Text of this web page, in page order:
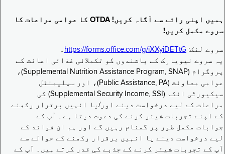
ہمیں اپنی رائے سے آگاہ کریں! OTDA کا عوامی مراعات کا
سروے مکمل کریں!
سروے لنک: https://forms.office.com/g/iXXyiDETtG ۔
یہ سروے نیویارک کے باشندوں کو تکملائی غذائی اعانت کے
پروگرام (Supplemental Nutrition Assistance Program, SNAP)،
عوامی معاونت (Public Assistance, PA)، اور سپلیمنٹل
سیکیورٹی انکم (Supplemental Security Income, SSI) کی
مراعات کے لیے درخواست دینے اور/یا انہیں برقرار رکھنے
کے اپنے تجربات شیئر کرنے کی دعوت دیتا ہے۔ آپ کے
جوابات مکمل طور پر گمنام رہیں گے اور ہم ان فوائد کے
لیے درخواست دینے یا انہیں برقرار رکھنے کے حوالے سے
آپ کے تجربات شیئر کرنے کے جذبے کی قدر کرتے ہیں۔ آپ کے